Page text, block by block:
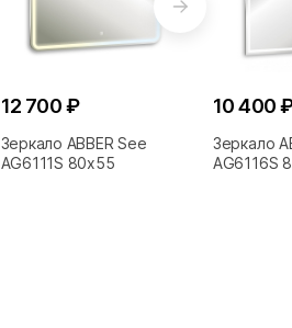
12 700 ₽
Зеркало ABBER See
AG6111S 80x55
10 400
Зеркало
AG6116S